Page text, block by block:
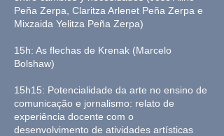
Peña Zerpa, Claritza Arlenet Peña Zerpa e
Mixzaida Yelitza Peña Zerpa)
15h: As flechas de Krenak (Marcelo
Bolshaw)
15h15: Potencialidade da arte no ensino de
comunicação e jornalismo: relato de
experiência docente com o
desenvolvimento de atividades artísticas